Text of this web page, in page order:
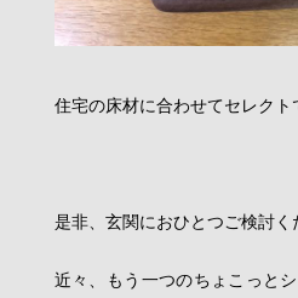
住宅の床材に合わせてセレクト
是非、玄関におひとつご検討く
近々、もう一つのちょこっと